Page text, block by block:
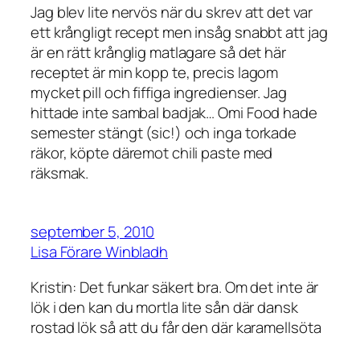
Jag blev lite nervös när du skrev att det var
ett krångligt recept men insåg snabbt att jag
är en rätt krånglig matlagare så det här
receptet är min kopp te, precis lagom
mycket pill och fiffiga ingredienser. Jag
hittade inte sambal badjak… Omi Food hade
semester stängt (sic!) och inga torkade
räkor, köpte däremot chili paste med
räksmak.
september 5, 2010
Lisa Förare Winbladh
Kristin: Det funkar säkert bra. Om det inte är
lök i den kan du mortla lite sån där dansk
rostad lök så att du får den där karamellsöta